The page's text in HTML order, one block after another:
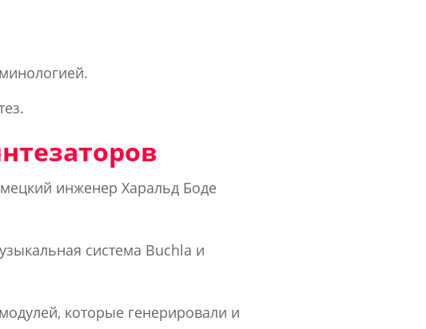
инженер Харальд Боде
система Buchla и
которые генерировали и